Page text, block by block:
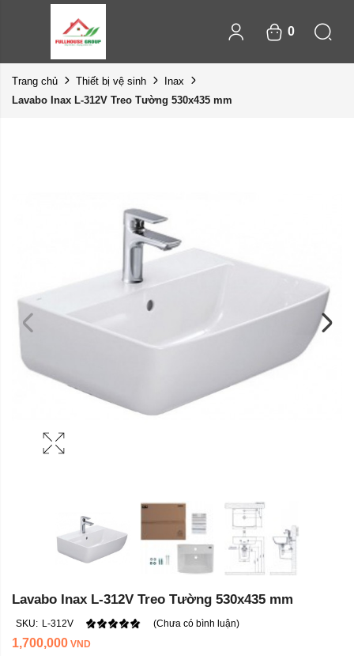
0
Trang chủ Thiết bị vệ sinh
Inax
Lavabo Inax L-312V Treo Tường 530x435 mm
Lavabo Inax L-312V Treo Tường 530x435 mm
SKU: L-312V (Chưa có bình luận)
1,700,000 VND